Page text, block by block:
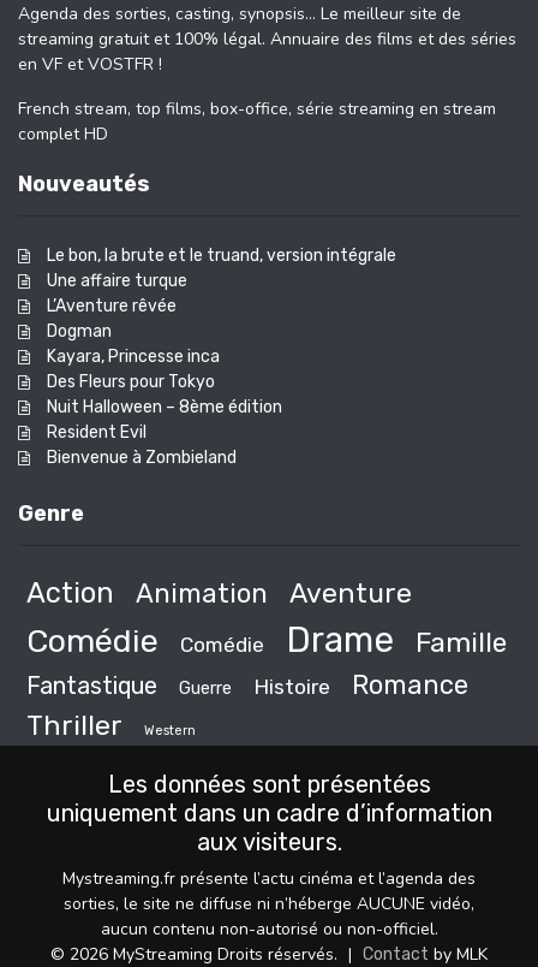
Agenda des sorties, casting, synopsis… Le meilleur site de
streaming gratuit et 100% légal. Annuaire des films et des séries
en VF et VOSTFR !
French stream, top films, box-office, série streaming en stream
complet HD
Nouveautés
Le bon, la brute et le truand, version intégrale
Une affaire turque
L’Aventure rêvée
Dogman
Kayara, Princesse inca
Des Fleurs pour Tokyo
Nuit Halloween – 8ème édition
Resident Evil
Bienvenue à Zombieland
Genre
Action Animation Aventure
Comédie Comédie Drame Famille
Fantastique Guerre Histoire Romance
Thriller Western
Les données sont présentées
uniquement dans un cadre d’information
aux visiteurs.
Mystreaming.fr présente l’actu cinéma et l’agenda des
sorties, le site ne diffuse ni n’héberge AUCUNE vidéo,
aucun contenu non-autorisé ou non-officiel.
© 2026 MyStreaming Droits réservés. | Contact by MLK